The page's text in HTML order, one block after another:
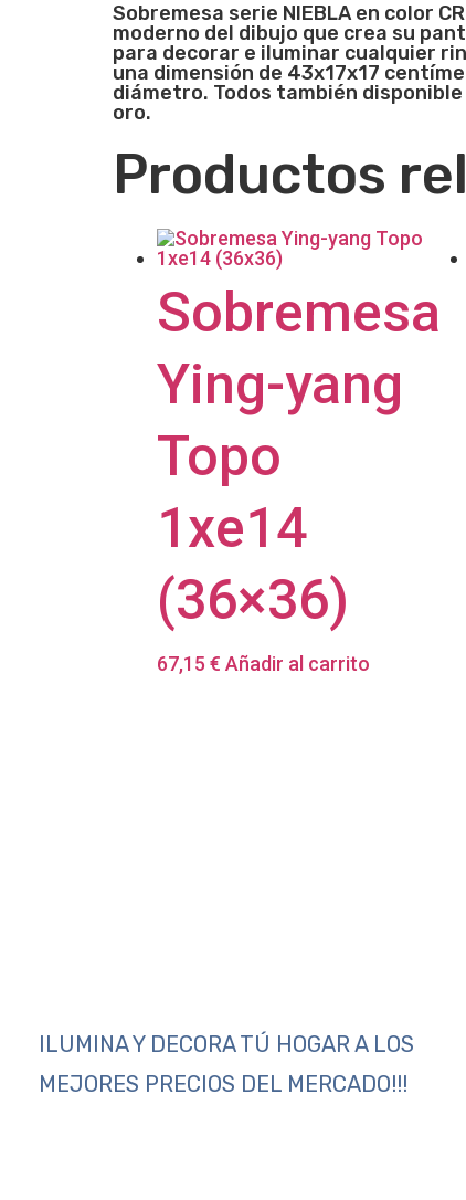
Sobremesa serie NIEBLA en color
moderno del dibujo que crea su
para decorar e iluminar cualquier
una dimensión de 43x17x17
diámetro. Todos también
oro.
Productos
Sobremesa
Ying-yang
Topo
1xe14
(36×36)
67,15 € Añadir al carrito
ILUMINA Y DECORA TÚ HOGAR A LOS
MEJORES PRECIOS DEL MERCADO!!!